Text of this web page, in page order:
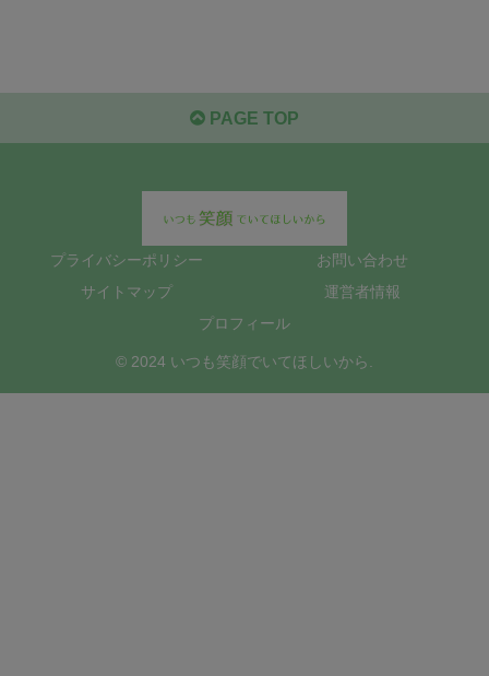
PAGE TOP
プライバシーポリシー
お問い合わせ
サイトマップ
運営者情報
プロフィール
© 2024 いつも笑顔でいてほしいから.